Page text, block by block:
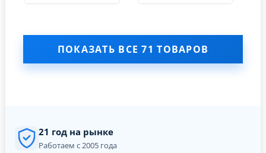
ПОКАЗАТЬ ВСЕ 71 ТОВАРОВ
21 год на рынке
Работаем с 2005 года